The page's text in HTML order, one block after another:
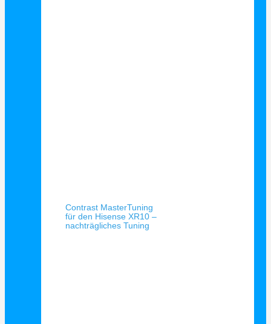
Contrast MasterTuning
für den Hisense XR10 –
nachträgliches Tuning